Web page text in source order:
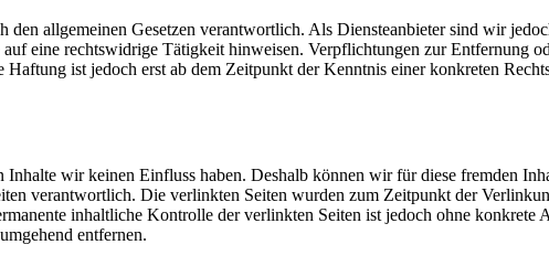
allgemeinen Gesetzen verantwortlich. Als Diensteanbieter sind wir
eine rechtswidrige Tätigkeit hinweisen. Verpflichtungen zur Entfernung
ist jedoch erst ab dem Zeitpunkt der Kenntnis einer konkreten
wir keinen Einfluss haben. Deshalb können wir für diese fremden
verantwortlich. Die verlinkten Seiten wurden zum Zeitpunkt der
inhaltliche Kontrolle der verlinkten Seiten ist jedoch ohne konkrete
entfernen.